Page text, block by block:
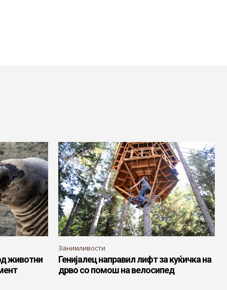
животни
Занимливости
Генијалец направил лифт за куќичка на
дрво со помош на велосипед